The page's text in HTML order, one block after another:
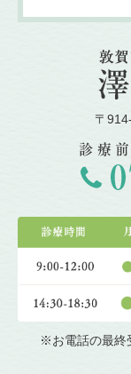
〒
診療
※お電話の最終